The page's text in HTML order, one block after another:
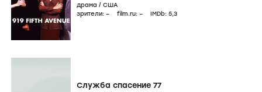
драма / США
зрители: – film.ru: – IMDb: 5,3
Служба спасение 77